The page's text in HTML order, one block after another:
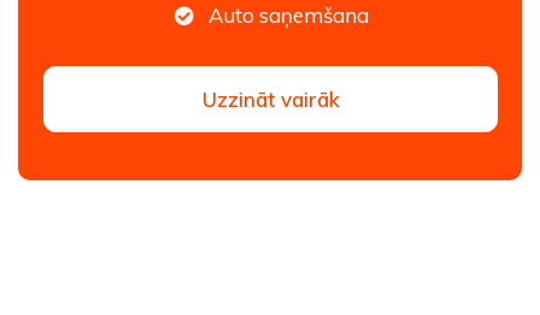
Auto saņemšana
Uzzināt vairāk